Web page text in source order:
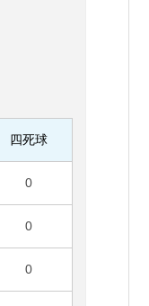
四死球
0
0
0